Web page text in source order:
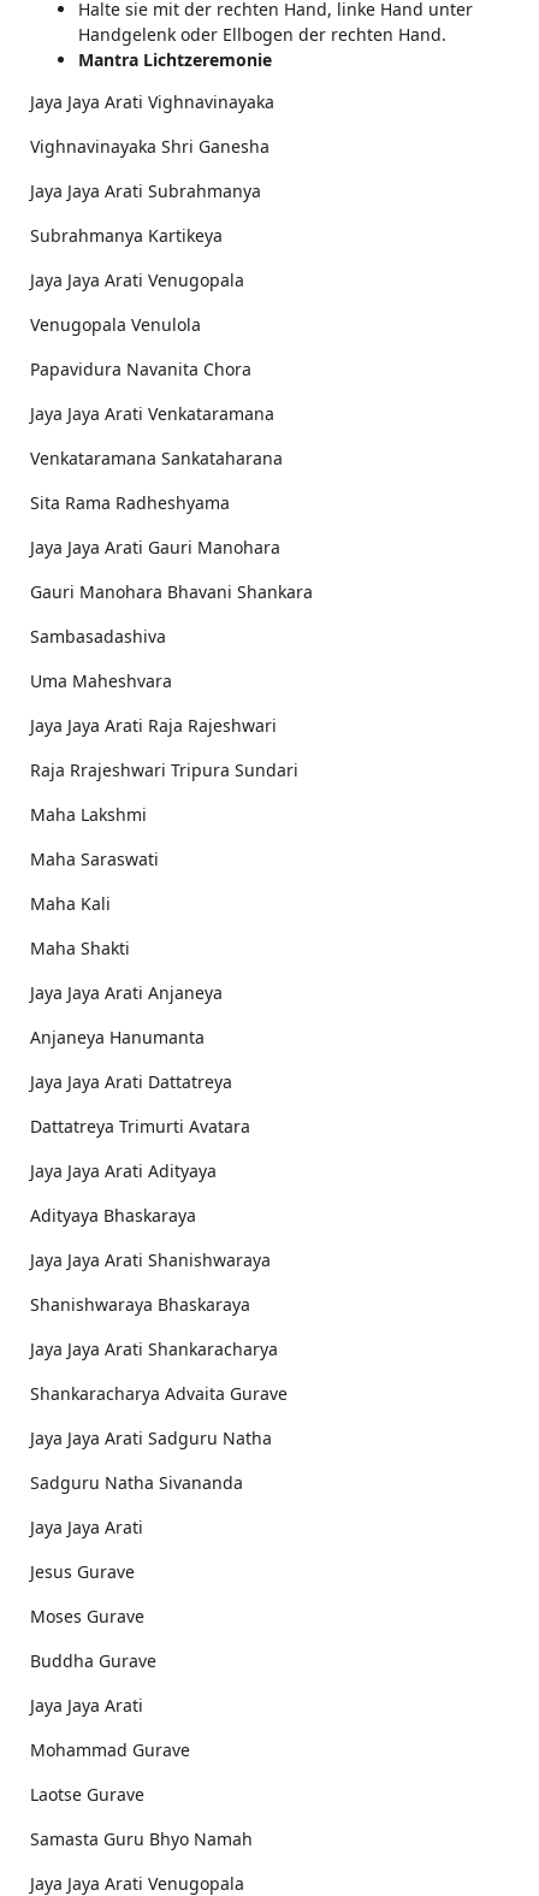
Halte sie mit der rechten Hand, linke Hand unter
Handgelenk oder Ellbogen der rechten Hand.
Mantra Lichtzeremonie
Jaya Jaya Arati Vighnavinayaka
Vighnavinayaka Shri Ganesha
Jaya Jaya Arati Subrahmanya
Subrahmanya Kartikeya
Jaya Jaya Arati Venugopala
Venugopala Venulola
Papavidura Navanita Chora
Jaya Jaya Arati Venkataramana
Venkataramana Sankataharana
Sita Rama Radheshyama
Jaya Jaya Arati Gauri Manohara
Gauri Manohara Bhavani Shankara
Sambasadashiva
Uma Maheshvara
Jaya Jaya Arati Raja Rajeshwari
Raja Rrajeshwari Tripura Sundari
Maha Lakshmi
Maha Saraswati
Maha Kali
Maha Shakti
Jaya Jaya Arati Anjaneya
Anjaneya Hanumanta
Jaya Jaya Arati Dattatreya
Dattatreya Trimurti Avatara
Jaya Jaya Arati Adityaya
Adityaya Bhaskaraya
Jaya Jaya Arati Shanishwaraya
Shanishwaraya Bhaskaraya
Jaya Jaya Arati Shankaracharya
Shankaracharya Advaita Gurave
Jaya Jaya Arati Sadguru Natha
Sadguru Natha Sivananda
Jaya Jaya Arati
Jesus Gurave
Moses Gurave
Buddha Gurave
Jaya Jaya Arati
Mohammad Gurave
Laotse Gurave
Samasta Guru Bhyo Namah
Jaya Jaya Arati Venugopala